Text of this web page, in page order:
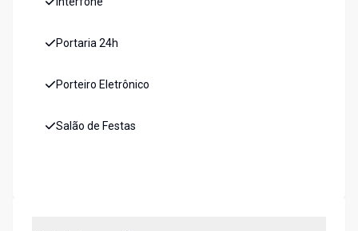
Portaria 24h
Porteiro Eletrônico
Salão de Festas